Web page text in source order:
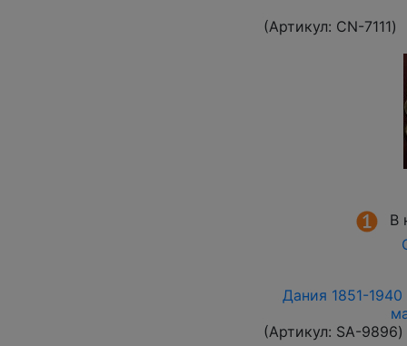
(Артикул: СN-7111)
В
Дания 1851-
(Артикул: SA-9896)